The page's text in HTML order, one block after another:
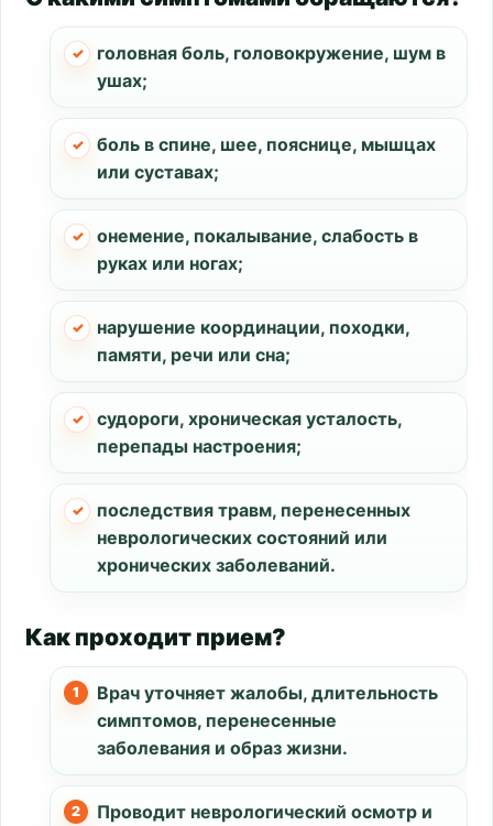
головная боль, головокружение, шум в
ушах;
боль в спине, шее, пояснице, мышцах
или суставах;
онемение, покалывание, слабость в
руках или ногах;
нарушение координации, походки,
памяти, речи или сна;
судороги, хроническая усталость,
перепады настроения;
последствия травм, перенесенных
неврологических состояний или
хронических заболеваний.
Как проходит прием?
Врач уточняет жалобы, длительность
симптомов, перенесенные
заболевания и образ жизни.
Проводит неврологический осмотр и